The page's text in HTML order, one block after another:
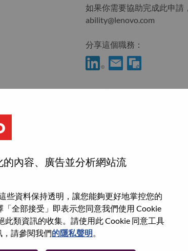
內容、廣告並分析網站流
些資料保持透明，讓您能夠更好地掌控您的
全部接受」即表示您同意我們使用 Cookie
類資訊的收集。請使用此 Cookie 同意工具
請參閱我們的隱私聲明
Fortune Global
to deliver
如果你需要協助完成此申請
ability@lenovo.com
分享這個職務：